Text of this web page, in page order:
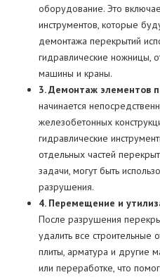
оборудование. Это
инструментов, которые
демонтажа перекрытий
гидравлические ножницы,
машины и краны.
3. Демонтаж элементов
начинается
железобетонных
гидравлические
отдельных частей
задачи, могут быть
разрушения.
4. Перемещение и
После разрушения
удалить все строительные
плиты, арматура и другие
или переработке, что